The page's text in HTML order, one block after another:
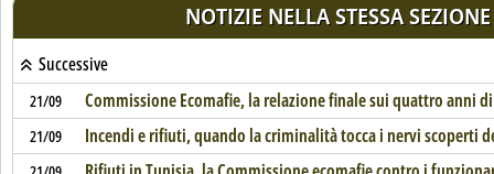
NOTIZIE NELLA STESSA SEZIONE
Successive
21/09 Commissione Ecomafie, la relazione finale sui quattro anni
21/09 Incendi e rifiuti, quando la criminalità tocca i nervi scoperti